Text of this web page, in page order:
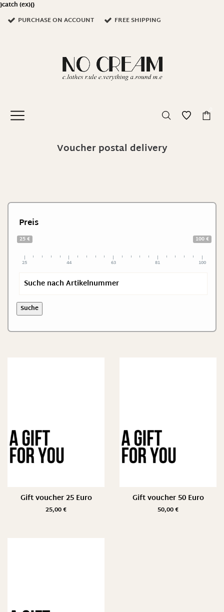
}catch (ex){}
PURCHASE ON ACCOUNT
FREE SHIPPING
Voucher postal delivery
Preis
25 € 100 €
25 44 63 81 100
Suche
Gift voucher 25 Euro
25,00€
Gift voucher 50 Euro
50,00€